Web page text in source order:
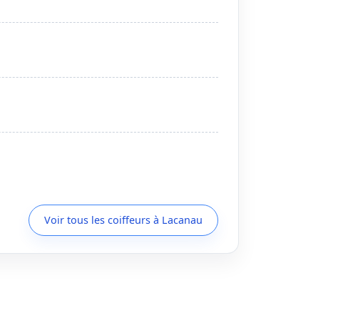
Voir tous les coiffeurs à Lacanau